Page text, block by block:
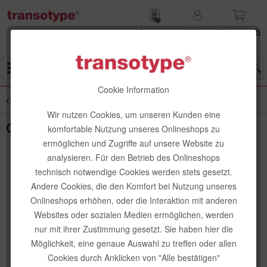
Merk­zettel
Mein
Waren­korb
Cookie Information
Wir nutzen Cookies, um unseren Kunden eine
komfortable Nutzung unseres Onlineshops zu
ermöglichen und Zugriffe auf unsere Website zu
analysieren. Für den Betrieb des Onlineshops
technisch notwendige Cookies werden stets gesetzt.
Andere Cookies, die den Komfort bei Nutzung unseres
Onlineshops erhöhen, oder die Interaktion mit anderen
Websites oder sozialen Medien ermöglichen, werden
nur mit ihrer Zustimmung gesetzt. Sie haben hier die
Möglichkeit, eine genaue Auswahl zu treffen oder allen
Cookies durch Anklicken von "Alle bestätigen"
Copic Multiliner Set, black, 8 Stk.